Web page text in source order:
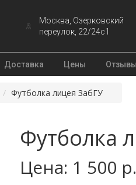
Москва, Озерковский
переулок, 22/24с1
Доставка Цены Отзывы
Футболка лицея ЗабГУ
Футболка
Цена: 1 500 р.